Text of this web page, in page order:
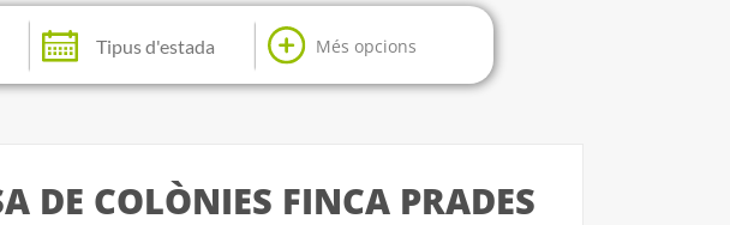
Més opcions
DE COLÒNIES FINCA PRADES